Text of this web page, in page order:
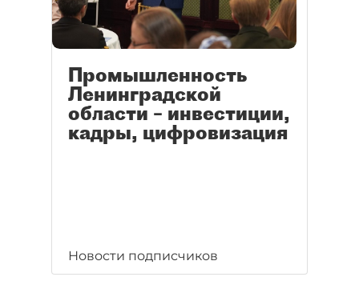
Промышленность
Ленинградской
области – инвестиции,
кадры, цифровизация
Новости подписчиков